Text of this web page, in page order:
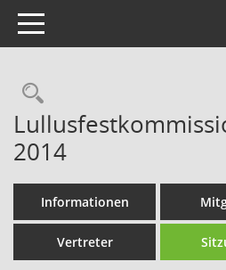
Toggle navigation
Rechercheauswahl
2014
Informationen
Vertreter